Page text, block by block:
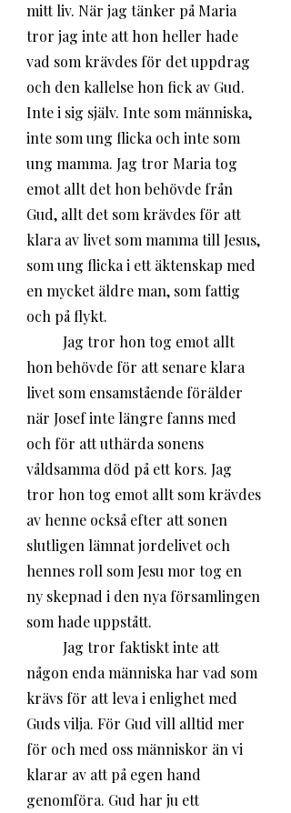
mitt liv. När jag tänker på Maria
tror jag inte att hon heller hade
vad som krävdes för det uppdrag
och den kallelse hon fick av Gud.
Inte i sig själv. Inte som människa,
inte som ung flicka och inte som
ung mamma. Jag tror Maria tog
emot allt det hon behövde från
Gud, allt det som krävdes för att
klara av livet som mamma till Jesus,
som ung flicka i ett äktenskap med
en mycket äldre man, som fattig
och på flykt.
hon behövde för att senare klara
livet som ensamstående förälder
när Josef inte längre fanns med
och för att uthärda sonens
våldsamma död på ett kors. Jag
tror hon tog emot allt som krävdes
av henne också efter att sonen
slutligen lämnat jordelivet och
hennes roll som Jesu mor tog en
ny skepnad i den nya församlingen
som hade uppstått.
någon enda människa har vad som
krävs för att leva i enlighet med
Guds vilja. För Gud vill alltid mer
för och med oss människor än vi
klarar av att på egen hand
genomföra. Gud har ju ett